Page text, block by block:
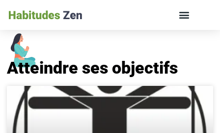
Atteindre ses objectifs